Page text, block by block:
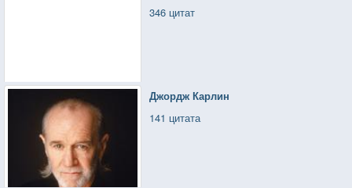
346 цитат
Джордж Карлин
141 цитата